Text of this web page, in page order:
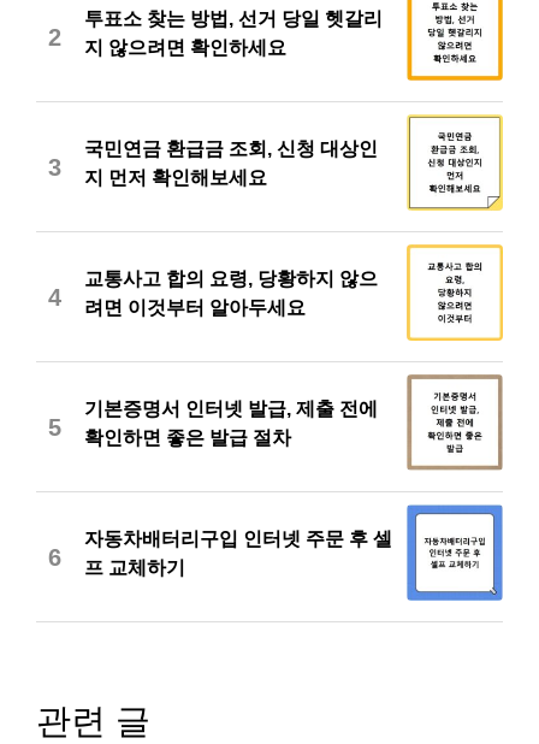
2
투표소 찾는 방법, 선거 당일 헷갈리
지 않으려면 확인하세요
3
국민연금 환급금 조회, 신청 대상인
지 먼저 확인해보세요
4
교통사고 합의 요령, 당황하지 않으
려면 이것부터 알아두세요
5
기본증명서 인터넷 발급, 제출 전에
확인하면 좋은 발급 절차
6
자동차배터리구입 인터넷 주문 후 셀
프 교체하기
관련 글